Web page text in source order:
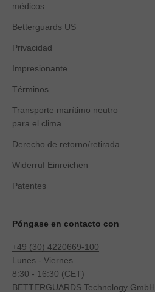
médicos
Betterguards US
Privacidad
Impresionante
Términos
Transporte marítimo neutro
para el clima
Derecho de retorno/retirada
Widerruf Einreichen
Patentes
Póngase en contacto con
+49 (30) 4220669-100
Lunes - Viernes
8:30 - 16:30 (CET)
BETTERGUARDS Technology GmbH